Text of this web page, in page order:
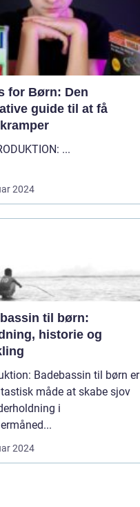
for Børn: Den
guide til at få
"" INTRODUKTION: ...
2024
til børn:
historie og
Badebassin til børn er
måde at skabe sjov
i
2024